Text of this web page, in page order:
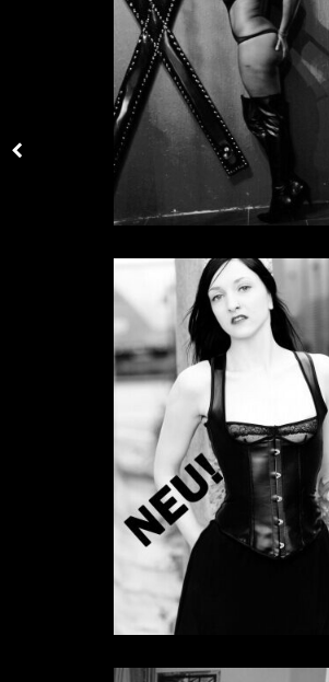
SKLAVIN IN HESSEN
Sklavin Black Slave
SKLAVIN IN HESSEN